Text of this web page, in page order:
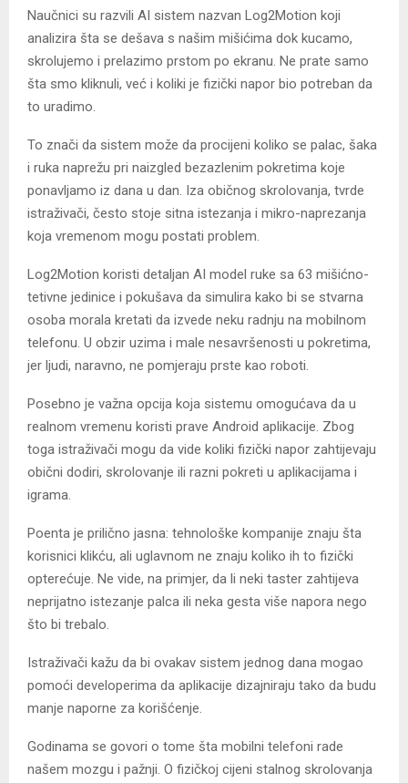
Naučnici su razvili AI sistem nazvan Log2Motion koji
analizira šta se dešava s našim mišićima dok kucamo,
skrolujemo i prelazimo prstom po ekranu. Ne prate samo
šta smo kliknuli, već i koliki je fizički napor bio potreban da
to uradimo.
To znači da sistem može da procijeni koliko se palac, šaka
i ruka naprežu pri naizgled bezazlenim pokretima koje
ponavljamo iz dana u dan. Iza običnog skrolovanja, tvrde
istraživači, često stoje sitna istezanja i mikro-naprezanja
koja vremenom mogu postati problem.
Log2Motion koristi detaljan AI model ruke sa 63 mišićno-
tetivne jedinice i pokušava da simulira kako bi se stvarna
osoba morala kretati da izvede neku radnju na mobilnom
telefonu. U obzir uzima i male nesavršenosti u pokretima,
jer ljudi, naravno, ne pomjeraju prste kao roboti.
Posebno je važna opcija koja sistemu omogućava da u
realnom vremenu koristi prave Android aplikacije. Zbog
toga istraživači mogu da vide koliki fizički napor zahtijevaju
obični dodiri, skrolovanje ili razni pokreti u aplikacijama i
igrama.
Poenta je prilično jasna: tehnološke kompanije znaju šta
korisnici klikću, ali uglavnom ne znaju koliko ih to fizički
opterećuje. Ne vide, na primjer, da li neki taster zahtijeva
neprijatno istezanje palca ili neka gesta više napora nego
što bi trebalo.
Istraživači kažu da bi ovakav sistem jednog dana mogao
pomoći developerima da aplikacije dizajniraju tako da budu
manje naporne za korišćenje.
Godinama se govori o tome šta mobilni telefoni rade
našem mozgu i pažnji. O fizičkoj cijeni stalnog skrolovanja